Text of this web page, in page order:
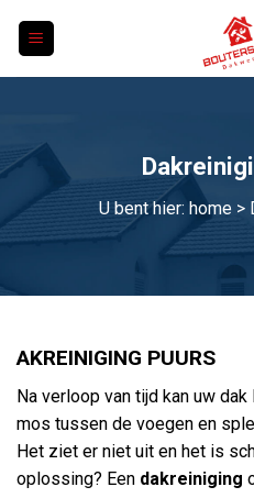
U bent hier: home>
AKREINIGING PUURS
Na verloop van tijd kan uw
mos tussen de voegen en
Het ziet er niet uit en het is
oplossing? Een dakreiniging